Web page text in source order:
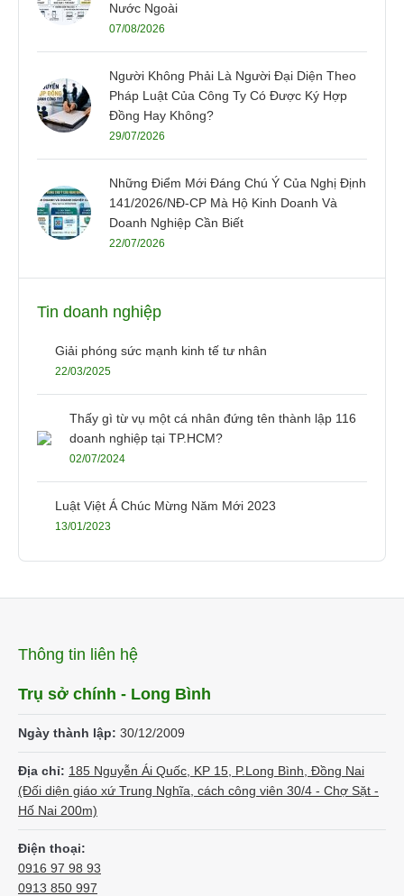
Nước Ngoài
07/08/2026
Người Không Phải Là Người Đại Diện Theo
Pháp Luật Của Công Ty Có Được Ký Hợp
Đồng Hay Không?
29/07/2026
Những Điểm Mới Đáng Chú Ý Của Nghị Định
141/2026/NĐ-CP Mà Hộ Kinh Doanh Và
Doanh Nghiệp Cần Biết
22/07/2026
Tin doanh nghiệp
Giải phóng sức mạnh kinh tế tư nhân
22/03/2025
Thấy gì từ vụ một cá nhân đứng tên thành lập 116
doanh nghiệp tại TP.HCM?
02/07/2024
Luật Việt Á Chúc Mừng Năm Mới 2023
13/01/2023
Thông tin liên hệ
Trụ sở chính - Long Bình
Ngày thành lập: 30/12/2009
Địa chỉ: 185 Nguyễn Ái Quốc, KP 15, P.Long Bình, Đồng Nai
(Đối diện giáo xứ Trung Nghĩa, cách công viên 30/4 - Chợ Sặt -
Hố Nai 200m)
Điện thoại:
0916 97 98 93
0913 850 997